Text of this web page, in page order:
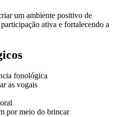
um ambiente positivo de
ativa e fortalecendo a
fonológica
as vogais
por meio do brincar